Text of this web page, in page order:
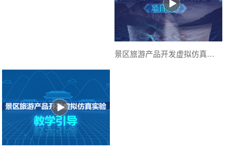
景区旅游产品开发虚拟仿真实验项目简介